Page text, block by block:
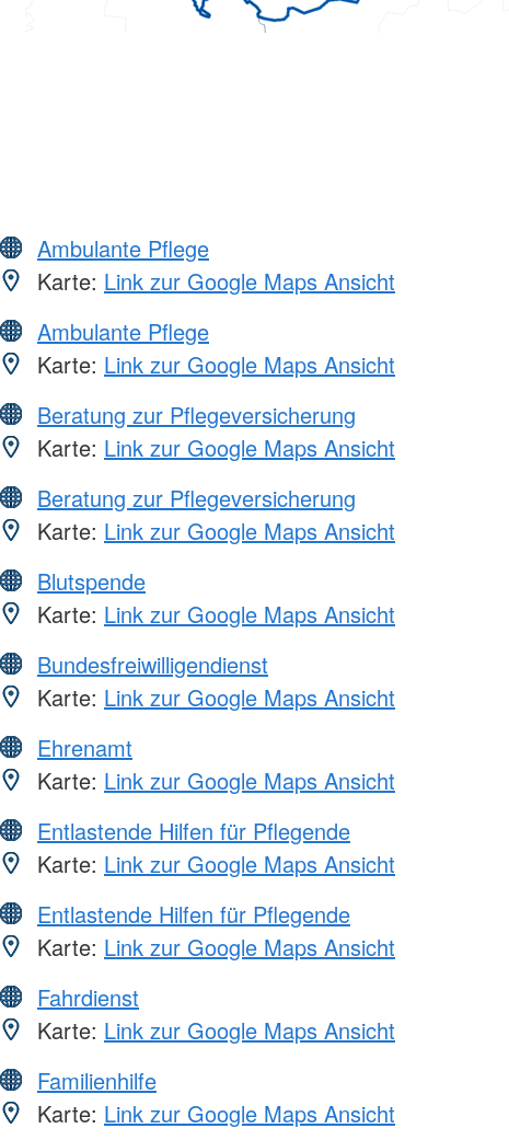
Ambulante Pflege
Karte: Link zur Google Maps Ansicht
Ambulante Pflege
Karte: Link zur Google Maps Ansicht
Beratung zur Pflegeversicherung
Karte: Link zur Google Maps Ansicht
Beratung zur Pflegeversicherung
Karte: Link zur Google Maps Ansicht
Blutspende
Karte: Link zur Google Maps Ansicht
Bundesfreiwilligendienst
Karte: Link zur Google Maps Ansicht
Ehrenamt
Karte: Link zur Google Maps Ansicht
Entlastende Hilfen für Pflegende
Karte: Link zur Google Maps Ansicht
Entlastende Hilfen für Pflegende
Karte: Link zur Google Maps Ansicht
Fahrdienst
Karte: Link zur Google Maps Ansicht
Familienhilfe
Karte: Link zur Google Maps Ansicht